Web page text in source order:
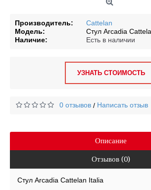
Производитель:
Cattelan
Модель:
Стул Arcadia
Наличие:
Есть в наличии
УЗНАТЬ СТОИМОСТЬ
0 отзывов / Написать отзыв
Описание
Отзывов (0)
Стул Arcadia Cattelan Italia